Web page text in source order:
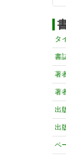
タ
書
著
著
出
出
ペ